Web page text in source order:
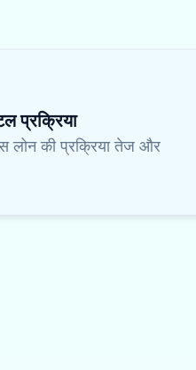
प्रक्रिया
लोन की प्रक्रिया तेज और